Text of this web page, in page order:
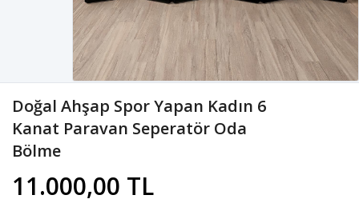
Doğal Ahşap Spor Yapan Kadın 6
Kanat Paravan Seperatör Oda
Bölme
11.000,00 TL